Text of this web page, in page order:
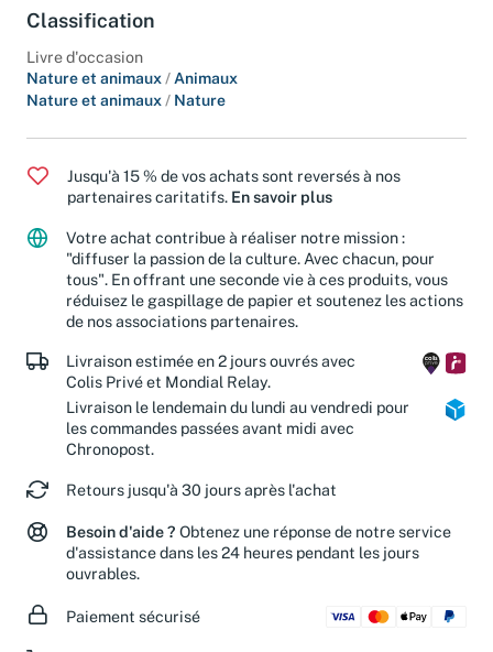
Classification
Livre d'occasion
Nature et animaux / Animaux
Jusqu'à 15 % de vos achats sont reversés à nos
partenaires caritatifs.
En savoir plus
Votre achat contribue à réaliser notre mission :
"diffuser la passion de la culture. Avec chacun, pour
tous". En offrant une seconde vie à ces produits, vous
réduisez le gaspillage de papier et soutenez les actions
de nos associations partenaires.
Livraison estimée en 2 jours ouvrés avec
Colis Privé et Mondial Relay.
Livraison le lendemain du lundi au vendredi pour
les commandes passées avant midi avec
Retours jusqu'à 30 jours après l'achat
Besoin d'aide ?Obtenez une réponse de notre service
d'assistance dans les 24 heures pendant les jours